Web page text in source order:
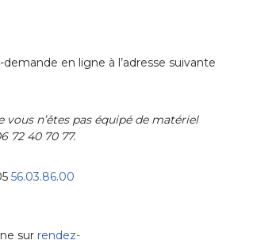
en ligne à l’adresse suivante
vous n’êtes pas équipé de matériel
72 40 70 77.
56.03.86.00
sur rendez-